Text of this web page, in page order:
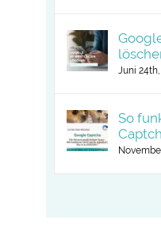
Juni
So